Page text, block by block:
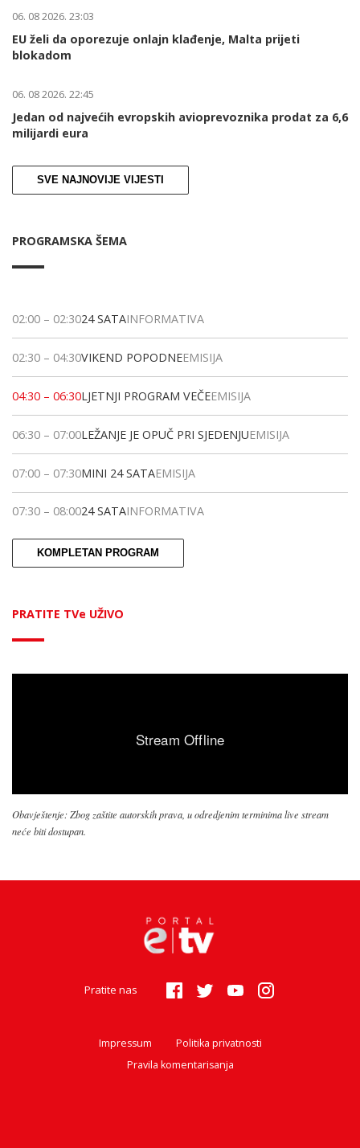
06. 08 2026. 23:03
EU želi da oporezuje onlajn klađenje, Malta prijeti
blokadom
06. 08 2026. 22:45
Jedan od najvećih evropskih avioprevoznika prodat za 6,6
milijardi eura
SVE NAJNOVIJE VIJESTI
PROGRAMSKA ŠEMA
02:00 – 02:3024 SATAINFORMATIVA
02:30 – 04:30VIKEND POPODNEEMISIJA
04:30 – 06:30LJETNJI PROGRAM VEČEEMISIJA
06:30 – 07:00LEŽANJE JE OPUČ PRI SJEDENJUEMISIJA
07:00 – 07:30MINI 24 SATAEMISIJA
07:30 – 08:0024 SATAINFORMATIVA
KOMPLETAN PROGRAM
PRATITE TVe UŽIVO
Obavještenje: Zbog zaštite autorskih prava, u odredjenim terminima live stream
neće biti dostupan.
Pratite nas
Impressum
Politika privatnosti
Pravila komentarisanja